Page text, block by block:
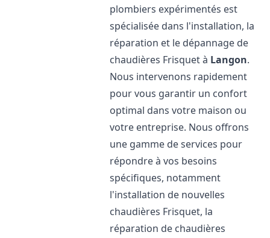
plombiers expérimentés est
spécialisée dans l'installation, la
réparation et le dépannage de
chaudières Frisquet à Langon.
Nous intervenons rapidement
pour vous garantir un confort
optimal dans votre maison ou
votre entreprise. Nous offrons
une gamme de services pour
répondre à vos besoins
spécifiques, notamment
l'installation de nouvelles
chaudières Frisquet, la
réparation de chaudières